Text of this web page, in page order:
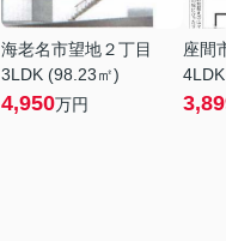
海老名市望地２丁目
3LDK (98.23㎡)
4,950万円
座間